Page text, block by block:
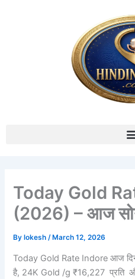
Today Gold
(2026) – आज
Bylokesh /March 12, 2026
Today Gold Rate Indore आज
है, 24K Gold /g ₹16,227 प्रति